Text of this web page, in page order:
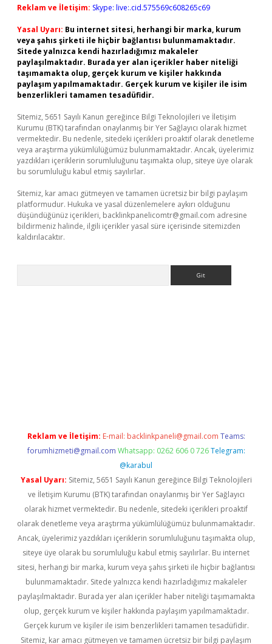
Reklam ve İletişim: Skype: live:.cid.575569c608265c69
Yasal Uyarı: Bu internet sitesi, herhangi bir marka, kurum
veya şahıs şirketi ile hiçbir bağlantısı bulunmamaktadır.
Sitede yalnızca kendi hazırladığımız makaleler
paylaşılmaktadır. Burada yer alan içerikler haber niteliği
taşımamakta olup, gerçek kurum ve kişiler hakkında
paylaşım yapılmamaktadır. Gerçek kurum ve kişiler ile isim
benzerlikleri tamamen tesadüfidir.
Sitemiz, 5651 Sayılı Kanun gereğince Bilgi Teknolojileri ve İletişim
Kurumu (BTK) tarafından onaylanmış bir Yer Sağlayıcı olarak hizmet
vermektedir. Bu nedenle, sitedeki içerikleri proaktif olarak denetleme
veya araştırma yükümlülüğümüz bulunmamaktadır. Ancak, üyelerimiz
yazdıkları içeriklerin sorumluluğunu taşımakta olup, siteye üye olarak
bu sorumluluğu kabul etmiş sayılırlar.
Sitemiz, kar amacı gütmeyen ve tamamen ücretsiz bir bilgi paylaşım
platformudur. Hukuka ve yasal düzenlemelere aykırı olduğunu
düşündüğünüz içerikleri, backlinkpanelicomtr@gmail.com adresine
bildirmeniz halinde, ilgili içerikler yasal süre içerisinde sitemizden
kaldırılacaktır.
Reklam ve İletişim: E-mail: backlinkpaneli@gmail.com Teams:
forumhizmeti@gmail.com Whatsapp: 0262 606 0 726 Telegram:
@karabul
Yasal Uyarı: Sitemiz, 5651 Sayılı Kanun gereğince Bilgi Teknolojileri
ve İletişim Kurumu (BTK) tarafından onaylanmış bir Yer Sağlayıcı
olarak hizmet vermektedir. Bu nedenle, sitedeki içerikleri proaktif
olarak denetleme veya araştırma yükümlülüğümüz bulunmamaktadır.
Ancak, üyelerimiz yazdıkları içeriklerin sorumluluğunu taşımakta olup,
siteye üye olarak bu sorumluluğu kabul etmiş sayılırlar. Bu internet
sitesi, herhangi bir marka, kurum veya şahıs şirketi ile hiçbir bağlantısı
bulunmamaktadır. Sitede yalnızca kendi hazırladığımız makaleler
paylaşılmaktadır. Burada yer alan içerikler haber niteliği taşımamakta
olup, gerçek kurum ve kişiler hakkında paylaşım yapılmamaktadır.
Gerçek kurum ve kişiler ile isim benzerlikleri tamamen tesadüfidir.
Sitemiz, kar amacı gütmeyen ve tamamen ücretsiz bir bilgi paylaşım